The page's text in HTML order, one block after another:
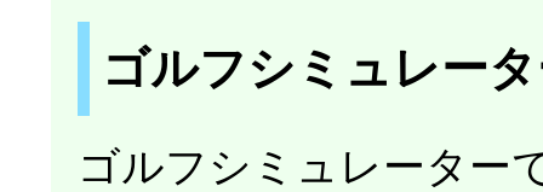
ゴルフシミュレー
ゴルフシミュレーター